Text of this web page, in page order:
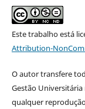
Este trabalho está
Attribution-
O autor transfere
Gestão Universitária
qualquer